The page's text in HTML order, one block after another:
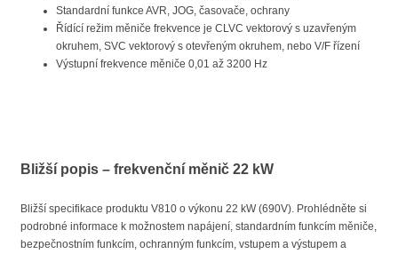
Standardní funkce AVR, JOG, časovače, ochrany
Řídící režim měniče frekvence je CLVC vektorový s uzavřeným
okruhem, SVC vektorový s otevřeným okruhem, nebo V/F řízení
Výstupní frekvence měniče 0,01 až 3200 Hz
Bližší popis – frekvenční měnič 22 kW
Bližší specifikace produktu V810 o výkonu 22 kW (690V). Prohlédněte si
podrobné informace k možnostem napájení, standardním funkcím měniče,
bezpečnostním funkcím, ochranným funkcím, vstupem a výstupem a